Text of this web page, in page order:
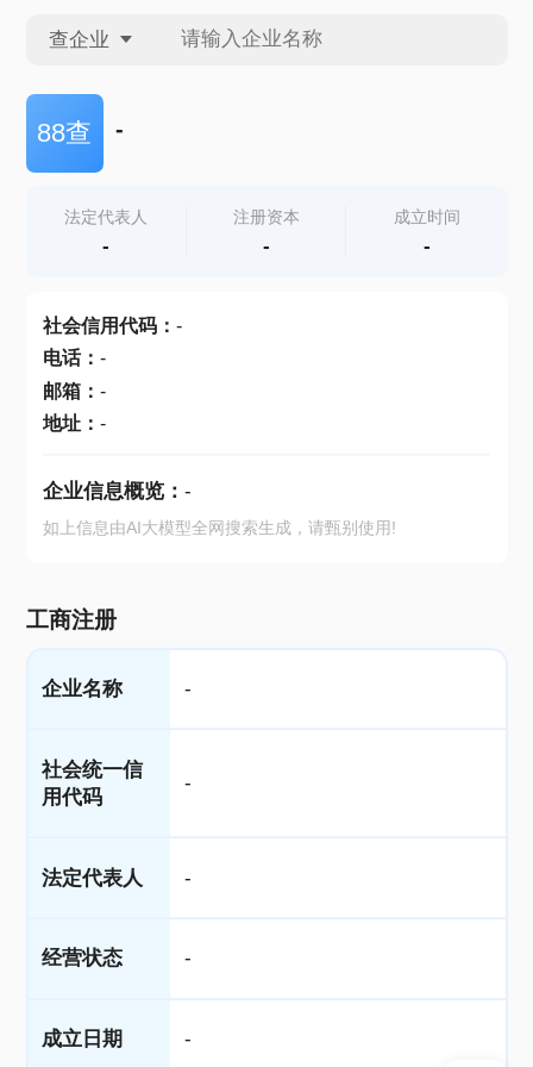
查企业
查企业
查产地
88查 -
法定代表人
-
注册资本
-
成立时间
-
社会信用代码： -
电话： -
邮箱： -
地址： -
企业信息概览： -
如上信息由AI大模型全网搜索生成，请甄别使用!
工商注册
企业名称 -
社会统一信
用代码
-
法定代表人 -
经营状态 -
成立日期 -